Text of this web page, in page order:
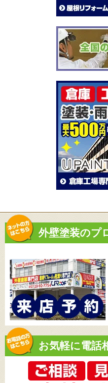
外壁塗装のプ
お気軽に電話